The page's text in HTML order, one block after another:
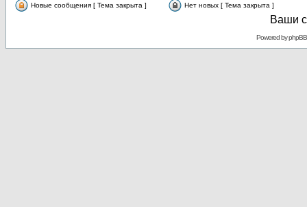
Новые сообщения [ Тема закрыта ]
Нет новых [ Тема закрыта ]
Ваши
Powered byphpBB